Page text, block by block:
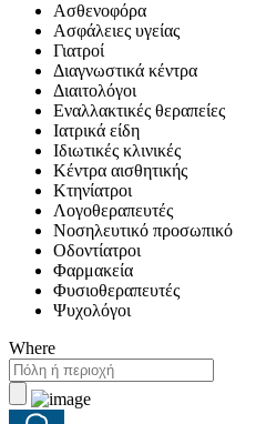
Ασθενοφόρα
Ασφάλειες υγείας
Γιατροί
Διαγνωστικά κέντρα
Διαιτολόγοι
Εναλλακτικές θεραπείες
Ιατρικά είδη
Ιδιωτικές κλινικές
Κέντρα αισθητικής
Κτηνίατροι
Λογοθεραπευτές
Νοσηλευτικό προσωπικό
Οδοντίατροι
Φαρμακεία
Φυσιοθεραπευτές
Ψυχολόγοι
Where